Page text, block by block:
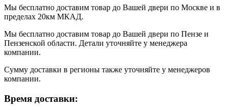
Мы бесплатно доставим товар до Вашей двери по Москве и в
пределах 20км МКАД.
Мы бесплатно доставим товар до Вашей двери по Пензе и
Пензенской области. Детали уточняйте у менеджера
компании.
Сумму доставки в регионы также уточняйте у менеджеров
компании.
Время доставки: